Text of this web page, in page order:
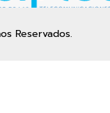
Reservados.